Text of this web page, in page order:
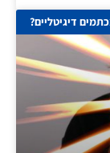
דיגיטליים?